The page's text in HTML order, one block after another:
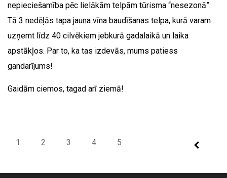
nepieciešamība pēc lielākām telpām tūrisma “nesezonā”.
Tā 3 nedēļās tapa jauna vīna baudīšanas telpa, kurā varam
uzņemt līdz 40 cilvēkiem jebkurā gadalaikā un laika
apstākļos. Par to, ka tas izdevās, mums patiess
gandarījums!
Gaidām ciemos, tagad arī ziemā!
1 2 3 4 5